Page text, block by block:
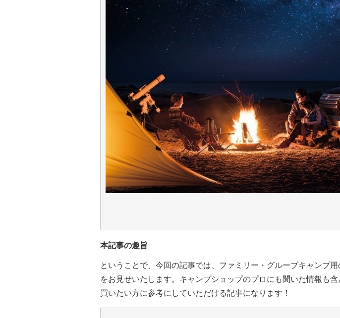
本記事の趣旨
ということで、今回の記事では、ファミリー・グループキャンプ
をお見せいたします。キャンプショップのプロにも聞いた情報も
買いたい方に参考にしていただける記事になります！